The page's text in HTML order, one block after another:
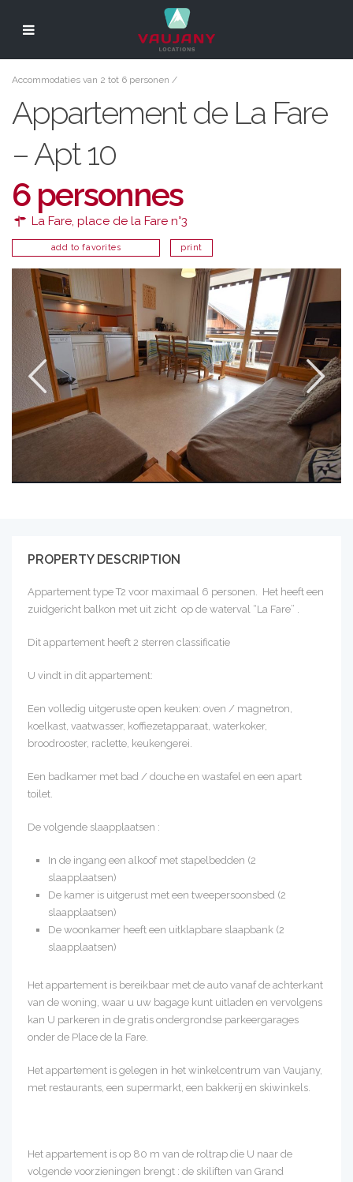
Accommodaties van 2 tot 6 personen /
Appartement de La Fare
– Apt 10
6 personnes
La Fare, place de la Fare n°3
add to favorites print
PROPERTY DESCRIPTION
Appartement type T2 voor maximaal 6 personen. Het heeft een
zuidgericht balkon met uit zicht op de waterval “La Fare” .
Dit appartement heeft 2 sterren classificatie
U vindt in dit appartement:
Een volledig uitgeruste open keuken: oven / magnetron,
koelkast, vaatwasser, koffiezetapparaat, waterkoker,
broodrooster, raclette, keukengerei.
Een badkamer met bad / douche en wastafel en een apart
toilet.
De volgende slaapplaatsen :
In de ingang een alkoof met stapelbedden (2
slaapplaatsen)
De kamer is uitgerust met een tweepersoonsbed (2
slaapplaatsen)
De woonkamer heeft een uitklapbare slaapbank (2
slaapplaatsen)
Het appartement is bereikbaar met de auto vanaf de achterkant
van de woning, waar u uw bagage kunt uitladen en vervolgens
kan U parkeren in de gratis ondergrondse parkeergarages
onder de Place de la Fare.
Het appartement is gelegen in het winkelcentrum van Vaujany,
met restaurants, een supermarkt, een bakkerij en skiwinkels.
Het appartement is op 80 m van de roltrap die U naar de
volgende voorzieningen brengt : de skiliften van Grand